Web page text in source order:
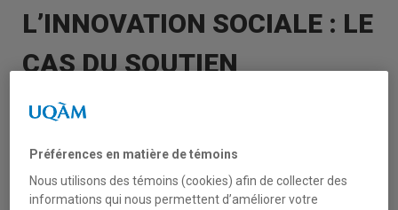
L’INNOVATION SOCIALE : LE
CAS DU SOUTIEN
COMMUNAUTAIRE EN
LOGEMENT SOCIAL AU
QUÉBEC
Préférences en matière de témoins
Nous utilisons des témoins (cookies) afin de collecter des
informations qui nous permettent d’améliorer votre